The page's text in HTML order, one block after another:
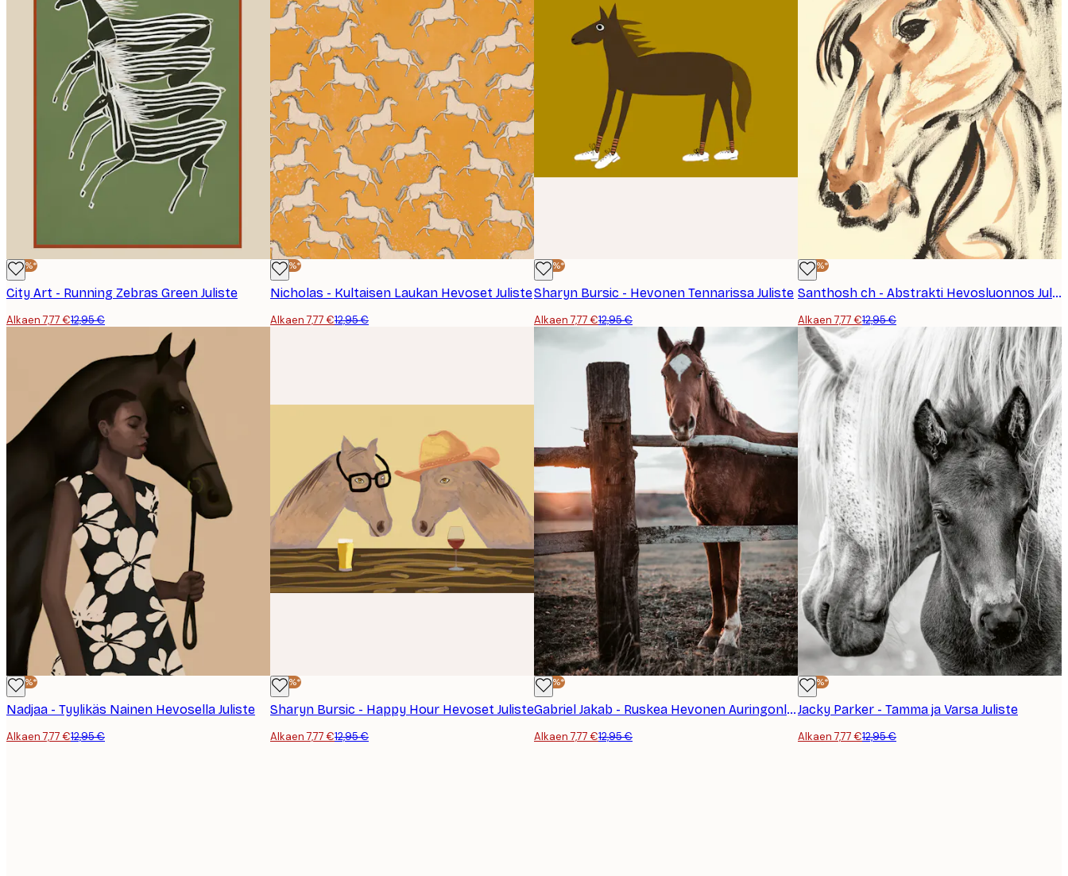
-40%*
City Art - Running Zebras Green Juliste
Alkaen 7,77 €12,95 €
-40%*
Nicholas - Kultaisen Laukan Hevoset Juliste
Alkaen 7,77 €12,95 €
-40%*
Sharyn Bursic - Hevonen Tennarissa Juliste
Alkaen 7,77 €12,95 €
-40%*
Santhosh ch - Abstrakti Hevosluonnos Juliste
Alkaen 7,77 €12,95 €
-40%*
Nadjaa - Tyylikäs Nainen Hevosella Juliste
Alkaen 7,77 €12,95 €
-40%*
Sharyn Bursic - Happy Hour Hevoset Juliste
Alkaen 7,77 €12,95 €
-40%*
Gabriel Jakab - Ruskea Hevonen Auringonlaskussa Juliste
Alkaen 7,77 €12,95 €
-40%*
Jacky Parker - Tamma ja Varsa Juliste
Alkaen 7,77 €12,95 €